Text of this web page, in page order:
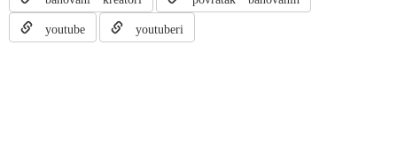
youtube youtuberi